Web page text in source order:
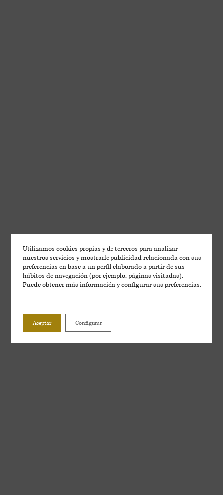
Utilizamos cookies propias y de terceros para analizar
nuestros servicios y mostrarle publicidad relacionada con sus
preferencias en base a un perfil elaborado a partir de sus
hábitos de navegación (por ejemplo, páginas visitadas).
Puede obtener más información y configurar sus preferencias.
Aceptar Configurar